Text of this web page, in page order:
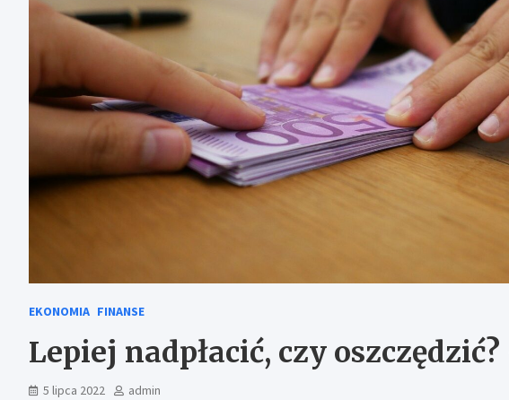
EKONOMIA FINANSE
Lepiej nadpłacić, czy
5 lipca 2022 admin